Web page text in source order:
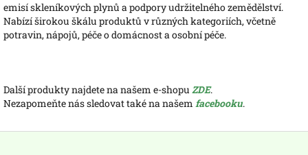
emisí skleníkových plynů a podpory udržitelného zemědělství.
Nabízí širokou škálu produktů v různých kategoriích, včetně
potravin, nápojů, péče o domácnost a osobní péče.
Další produkty najdete na našem e-shopu ZDE.
Nezapomeňte nás sledovat také na našem facebooku.